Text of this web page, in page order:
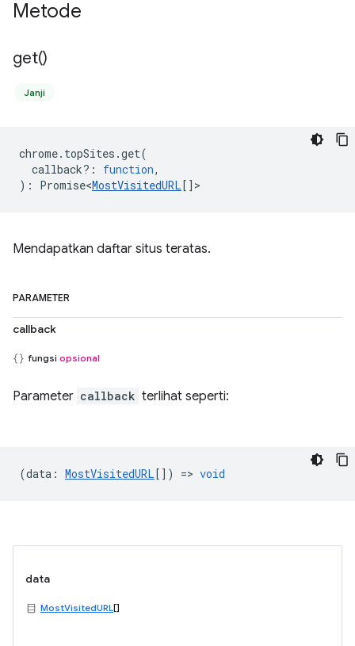
Metode
get()
Janji
chrome. topSites .get(
callback? : function,
) : Promise<MostVisitedURL[] >
Mendapatkan daftar situs teratas.
PARAMETER
callback
fungsi opsional
Parameter callback terlihat seperti:
(data : MostVisitedURL[]) => void
data
MostVisitedURL[]